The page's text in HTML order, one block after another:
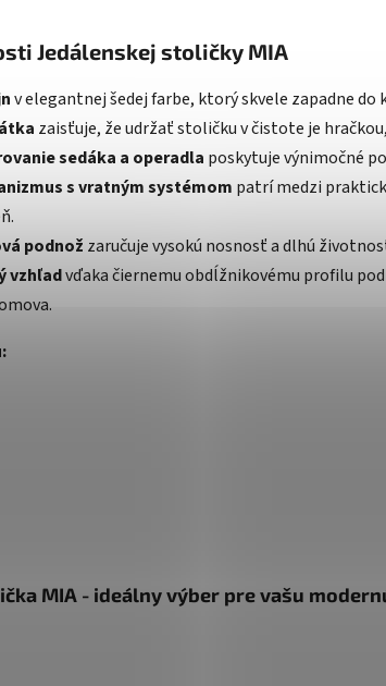
Jedálenskej stoličky MIA
v elegantnej šedej farbe, ktorý skvele zapadne do
zaisťuje, že udržať stoličku v čistote je
sedáka a operadla poskytuje výnimočné
s vratným systémom patrí medzi
podnož zaručuje vysokú nosnosť a dlhú
vzhľadvďaka čiernemu obdĺžnikovému profilu
MIA - ideálny výber pre vašu